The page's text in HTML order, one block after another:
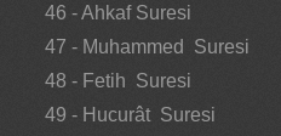
46 - Ahkaf Suresi
47 - Muhammed Suresi
48 - Fetih Suresi
49 - Hucurât Suresi